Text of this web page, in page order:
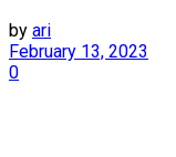
by ari
February 13, 2023
0